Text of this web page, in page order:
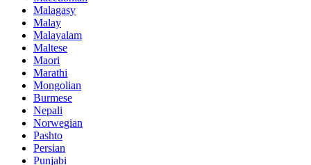
Malagasy
Malay
Malayalam
Maltese
Maori
Marathi
Mongolian
Burmese
Nepali
Norwegian
Pashto
Persian
Punjabi